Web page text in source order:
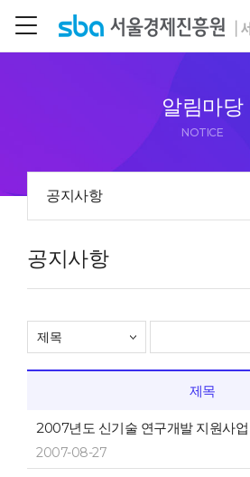
SEARCH
알림마당
NOTICE
공지사항
공지사항
제목
2007년도 신기술 연구개발 지원사
2007-08-27